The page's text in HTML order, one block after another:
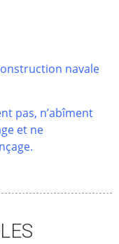
navale
pas, n’abîment
et ne